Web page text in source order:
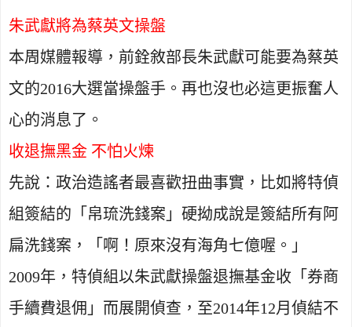
朱武獻將為蔡英文操盤
本周媒體報導，前銓敘部長朱武獻可能要為蔡英
文的2016大選當操盤手。再也沒也必這更振奮人
心的消息了。
收退撫黑金 不怕火煉
先說：政治造謠者最喜歡扭曲事實，比如將特偵
組簽結的「帛琉洗錢案」硬拗成說是簽結所有阿
扁洗錢案，「啊！原來沒有海角七億喔。」
2009年，特偵組以朱武獻操盤退撫基金收「券商
手續費退佣」而展開偵查，至2014年12月偵結不